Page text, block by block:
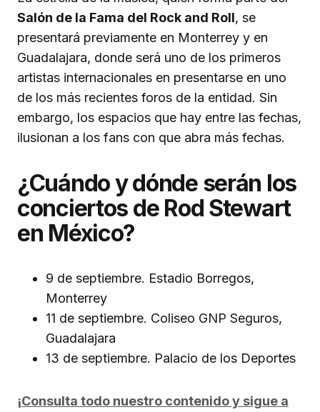
Salón de la Fama del Rock and Roll, se
presentará previamente en Monterrey y en
Guadalajara, donde será uno de los primeros
artistas internacionales en presentarse en uno
de los más recientes foros de la entidad. Sin
embargo, los espacios que hay entre las fechas,
ilusionan a los fans con que abra más fechas.
¿Cuándo y dónde serán los
conciertos de Rod Stewart
en México?
9 de septiembre. Estadio Borregos,
Monterrey
11 de septiembre. Coliseo GNP Seguros,
Guadalajara
13 de septiembre. Palacio de los Deportes
¡Consulta todo nuestro contenido y sigue a